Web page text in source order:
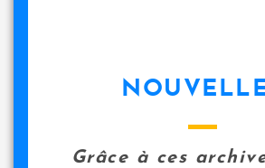
Grâce à ces